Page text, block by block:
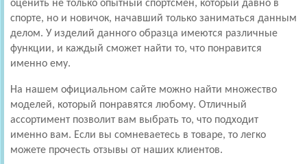
оценить не только опытный спортсмен, который давно в
спорте, но и новичок, начавший только заниматься данным
делом. У изделий данного образца имеются различные
функции, и каждый сможет найти то, что понравится
именно ему.
На нашем официальном сайте можно найти множество
моделей, который понравятся любому. Отличный
ассортимент позволит вам выбрать то, что подходит
именно вам. Если вы сомневаетесь в товаре, то легко
можете прочесть отзывы от наших клиентов.